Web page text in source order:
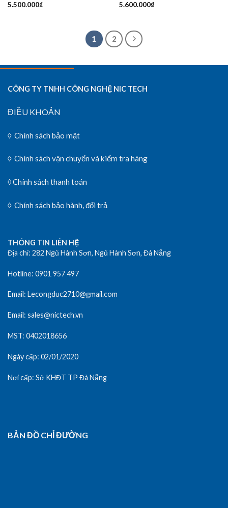
5.500.000₫
5.600.000₫
1 2
CÔNG TY TNHH CÔNG NGHỆ NIC TECH
ĐIỀU KHOẢN
◊ Chính sách bảo mật
◊ Chính sách vận chuyển và kiểm tra hàng
◊ Chính sách thanh toán
◊ Chính sách bảo hành, đổi trả
THÔNG TIN LIÊN HỆ
Địa chỉ: 282 Ngũ Hành Sơn, Ngũ Hành Sơn, Đà Nẵng
Hotline: 0901 957 497
Email: Lecongduc2710@gmail.com
Email: sales@nictech.vn
MST: 0402018656
Ngày cấp: 02/01/2020
Nơi cấp: Sở KHĐT TP Đà Nẵng
BẢN ĐỒ CHỈ ĐƯỜNG